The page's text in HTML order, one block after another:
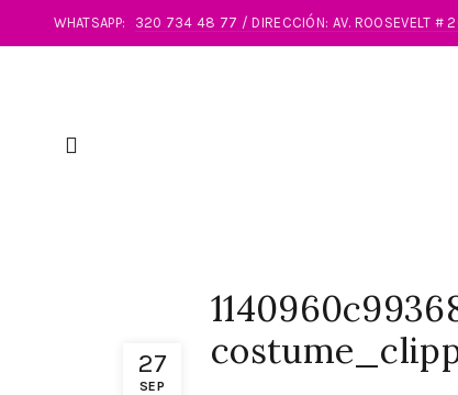
WHATSAPP: 320 734 48 77 / DIRECCIÓN: AV. ROOSEVELT #
27
SEP